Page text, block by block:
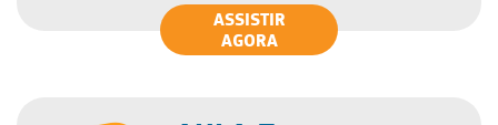
ASSISTIR
AGORA